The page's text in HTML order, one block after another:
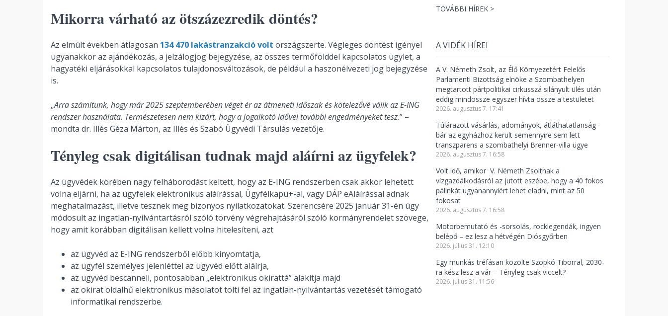
Mikorra várható az ötszázezredik döntés?
Az elmúlt években átlagosan 134 470 lakástranzakció volt országszerte. Végleges döntést igényel
ugyanakkor az ajándékozás, a jelzálogjog bejegyzése, az összes termőfölddel kapcsolatos ügylet, a
hagyatéki eljárásokkal kapcsolatos tulajdonosváltozások, de például a haszonélvezeti jog bejegyzése
is.
„Arra számítunk, hogy már 2025 szeptemberében véget ér az átmeneti időszak és kötelezővé válik az E-ING
rendszer használata. Természetesen nem kizárt, hogy a jogalkotó idővel további engedményeket tesz.” –
mondta dr. Illés Géza Márton, az Illés és Szabó Ügyvédi Társulás vezetője.
Tényleg csak digitálisan tudnak majd aláírni az ügyfelek?
Az ügyvédek körében nagy felháborodást keltett, hogy az E-ING rendszerben csak akkor lehetett
volna eljárni, ha az ügyfelek elektronikus aláírással, Ügyfélkapu+-al, vagy DÁP eAláírással adnak
meghatalmazást, illetve tesznek meg bizonyos nyilatkozatokat. Szerencsére 2025 január 31-én úgy
módosult az ingatlan-nyilvántartásról szóló törvény végrehajtásáról szóló kormányrendelet szövege,
hogy amit korábban digitálisan kellett volna hitelesíteni, azt
az ügyvéd az E-ING rendszerből előbb kinyomtatja,
az ügyfél személyes jelenléttel az ügyvéd előtt aláírja,
az ügyvéd bescanneli, pontosabban „elektronikus okirattá” alakítja majd
az okirat oldalhű elektronikus másolatot tölti fel az ingatlan-nyilvántartás vezetését támogató
informatikai rendszerbe.
TOVÁBBI HÍREK >
A VIDÉK HÍREI
A V. Németh Zsolt, az Élő Környezetért Felelős
Parlamenti Bizottság elnöke a Szombathelyen
megtartott pártpolitikai cirkusszá silányult ülés után
eddig mindössze egyszer hívta össze a testületet
2026. augusztus 7. 17:41
Túlárazott vásárlás, adományok, átláthatatlanság -
bár az egyházhoz került semennyire sem lett
transzparens a szombathelyi Brenner-villa ügye
2026. augusztus 7. 16:58
Volt idő, amikor V. Németh Zsoltnak a
vízgazdálkodásról az jutott eszébe, hogy a 40 fokos
pálinkát ugyanannyiért lehet eladni, mint az 50
fokosat
2026. augusztus 7. 16:58
Motorbemutató és -sorsolás, rocklegendák, ingyen
belépő – ez lesz a hétvégén Diósgyőrben
2026. július 31. 12:10
Egy munkás tréfásan közölte Szopkó Tiborral, 2030-
ra kész lesz a vár – Tényleg csak viccelt?
2026. július 31. 11:56